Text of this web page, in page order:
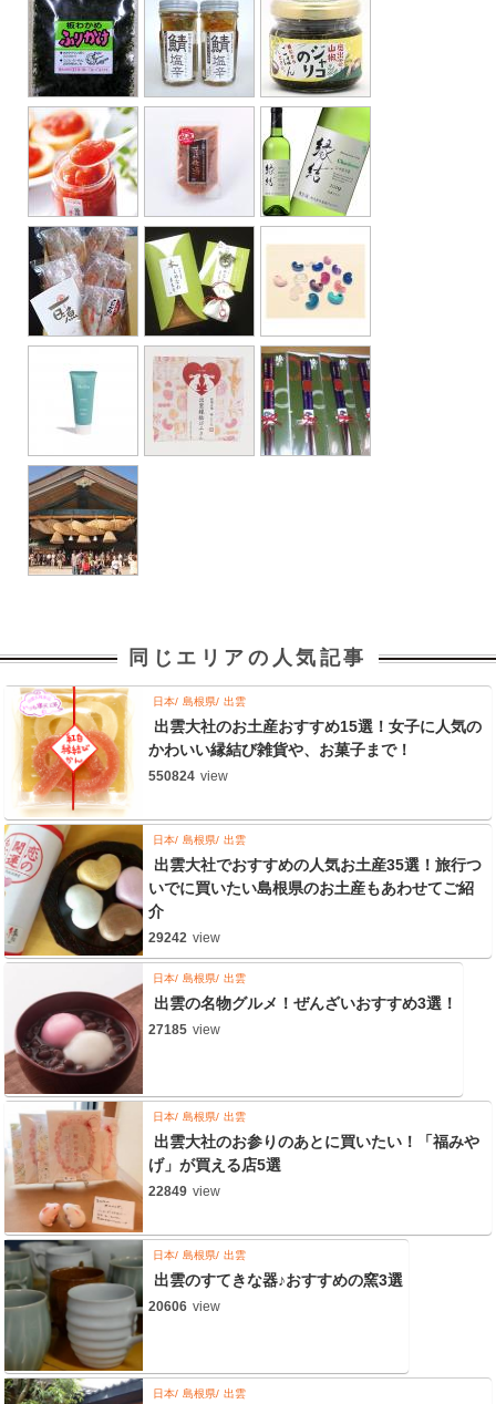
同じエリアの人気記事
日本 島根県 出雲
出雲大社のお土産おすすめ15選！女子に人気の
かわいい縁結び雑貨や、お菓子まで！
550824 view
日本 島根県 出雲
出雲大社でおすすめの人気お土産35選！旅行つ
いでに買いたい島根県のお土産もあわせてご紹
介
29242 view
日本 島根県 出雲
出雲の名物グルメ！ぜんざいおすすめ3選！
27185 view
日本 島根県 出雲
出雲大社のお参りのあとに買いたい！「福みや
げ」が買える店5選
22849 view
日本 島根県 出雲
出雲のすてきな器♪おすすめの窯3選
20606 view
日本 島根県 出雲